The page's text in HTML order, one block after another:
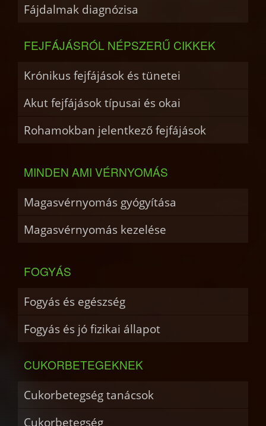
Fájdalmak diagnózisa
FEJFÁJÁSRÓL NÉPSZERŰ CIKKEK
Krónikus fejfájások és tünetei
Akut fejfájások típusai és okai
Rohamokban jelentkező fejfájások
MINDEN AMI VÉRNYOMÁS
Magasvérnyomás gyógyítása
Magasvérnyomás kezelése
FOGYÁS
Fogyás és egészség
Fogyás és jó fizikai állapot
CUKORBETEGEKNEK
Cukorbetegség tanácsok
Cukorbetegség